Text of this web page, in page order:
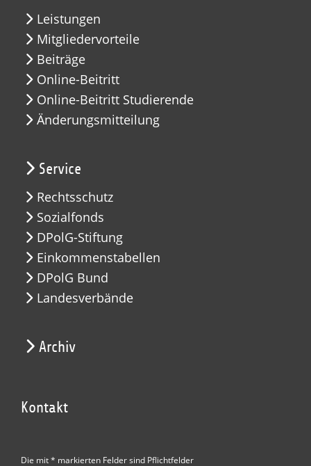
Leistungen
Mitgliedervorteile
Beiträge
Online-Beitritt
Online-Beitritt Studierende
Änderungsmitteilung
Service
Rechtsschutz
Sozialfonds
DPolG-Stiftung
Einkommenstabellen
DPolG Bund
Landesverbände
Archiv
Kontakt
Die mit * markierten Felder sind Pflichtfelder